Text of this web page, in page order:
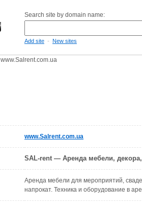
Search site by domain name:
Add site - New sites
www.Salrent.com.ua
www.Salrent.com.ua
SAL-rent — Аренда мебели,
Аренда мебели для мероприятий,
напрокат. Техника и оборудование в